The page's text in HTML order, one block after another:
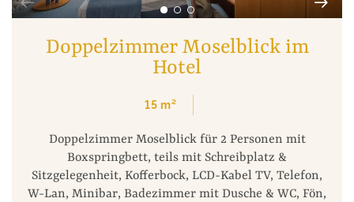
Doppelzimmer Moselblick im
Hotel
15m²
Doppelzimmer Moselblick für 2 Personen mit
Boxspringbett, teils mit Schreibplatz &
Sitzgelegenheit, Kofferbock, LCD-Kabel TV, Telefon,
W-Lan, Minibar, Badezimmer mit Dusche & WC, Fön,